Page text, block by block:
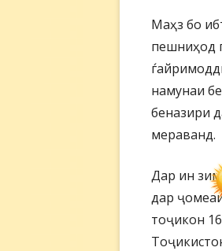
Маҳз бо
пешниҳод
намунаи
беназири
мераванд.
Дар ин
дар
тоҷикон